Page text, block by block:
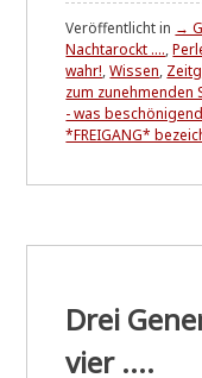
Veröffentlicht in →
Nachtarockt ....,
wahr!,Wissen,
zum zunehmenden
- was
*FREIGANG*
Drei
vier ....